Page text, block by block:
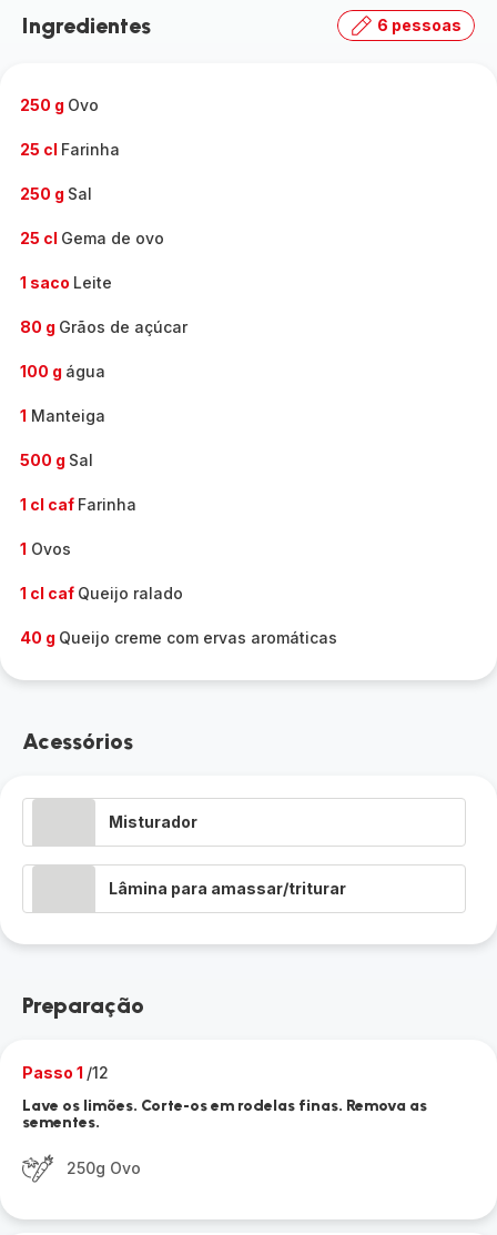
toda
Ingredientes 6 pessoas
250 g Ovo
25 cl Farinha
250 g Sal
25 cl Gema de ovo
1 saco Leite
80 g Grãos de açúcar
100 g água
1 Manteiga
500 g Sal
1 cl caf Farinha
1 Ovos
1 cl caf Queijo ralado
40 g Queijo creme com ervas aromáticas
Acessórios
Misturador
Lâmina para amassar/triturar
Preparação
Passo 1 /12
Lave os limões. Corte-os em rodelas finas. Remova as
sementes.
250g Ovo